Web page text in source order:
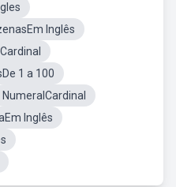
Inglês
1 a 100
NumeralCardinal
Inglês